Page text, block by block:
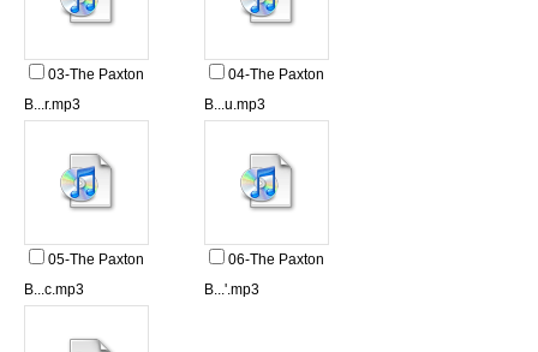
03-The Paxton
B...r.mp3
04-The Paxton
B...u.mp3
05-The Paxton
B...c.mp3
06-The Paxton
B...'.mp3